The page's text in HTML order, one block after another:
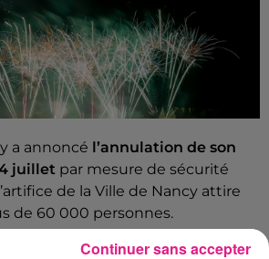
a annoncé l’annulation de son
juillet par mesure de sécurité
de la Ville de Nancy attire
de 60 000 personnes.
festif à Nancy, avec plus de
Continuer sans accepter